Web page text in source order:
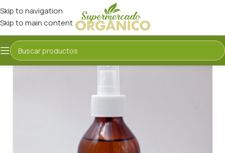
Skip to navigation
Skip to main content